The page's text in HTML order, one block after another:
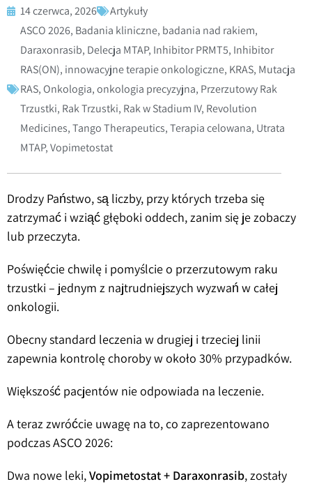
14 czerwca, 2026
Artykuły
ASCO 2026, Badania kliniczne, badania nad rakiem,
Daraxonrasib, Delecja MTAP, Inhibitor PRMT5, Inhibitor
RAS(ON), innowacyjne terapie onkologiczne, KRAS, Mutacja
RAS, Onkologia,onkologia precyzyjna, Przerzutowy Rak
Trzustki, Rak Trzustki, Rak w Stadium IV, Revolution
Medicines,Tango Therapeutics,Terapia celowana, Utrata
MTAP,Vopimetostat
Drodzy Państwo, są liczby, przy których trzeba się
zatrzymać i wziąć głęboki oddech, zanim się je zobaczy
lub przeczyta.
Poświęćcie chwilę i pomyślcie o przerzutowym raku
trzustki – jednym z najtrudniejszych wyzwań w całej
onkologii.
Obecny standard leczenia w drugiej i trzeciej linii
zapewnia kontrolę choroby w około 30% przypadków.
Większość pacjentów nie odpowiada na leczenie.
A teraz zwróćcie uwagę na to, co zaprezentowano
podczas ASCO 2026:
Dwa nowe leki,Vopimetostat + Daraxonrasib, zostały